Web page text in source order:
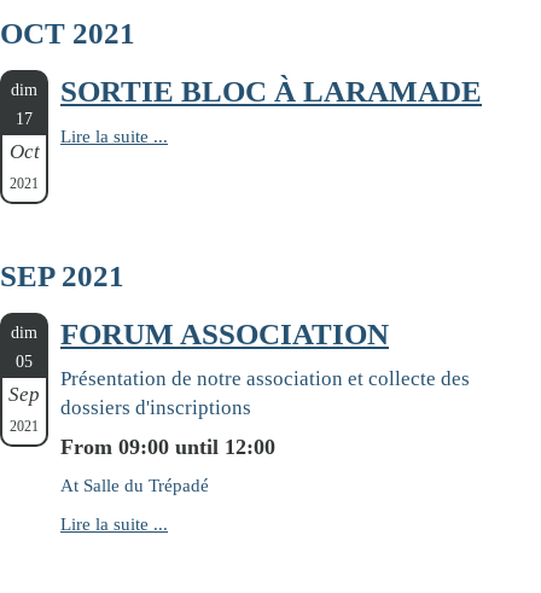
OCT 2021
dim
17
Oct
2021
SORTIE BLOC À LARAMADE
Lire la suite ...
SEP 2021
dim
05
Sep
2021
FORUM ASSOCIATION
Présentation de notre association et collecte des
dossiers d'inscriptions
From 09:00 until 12:00
At Salle du Trépadé
Lire la suite ...